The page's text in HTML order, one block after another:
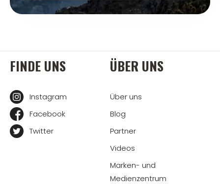
FINDE UNS
Instagram
Facebook
Twitter
ÜBER UNS
Über uns
Blog
Partner
Videos
Marken- und
Medienzentrum